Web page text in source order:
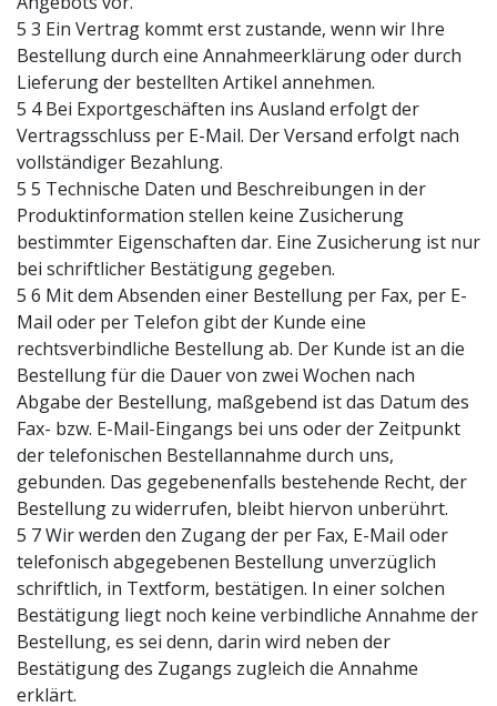
5 3 Ein Vertrag kommt erst zustande, wenn wir Ihre
Bestellung durch eine Annahmeerklärung oder durch
Lieferung der bestellten Artikel annehmen.
5 4 Bei Exportgeschäften ins Ausland erfolgt der
Vertragsschluss per E-Mail. Der Versand erfolgt nach
vollständiger Bezahlung.
5 5 Technische Daten und Beschreibungen in der
Produktinformation stellen keine Zusicherung
bestimmter Eigenschaften dar. Eine Zusicherung ist nur
bei schriftlicher Bestätigung gegeben.
5 6 Mit dem Absenden einer Bestellung per Fax, per E-
Mail oder per Telefon gibt der Kunde eine
rechtsverbindliche Bestellung ab. Der Kunde ist an die
Bestellung für die Dauer von zwei Wochen nach
Abgabe der Bestellung, maßgebend ist das Datum des
Fax- bzw. E-Mail-Eingangs bei uns oder der Zeitpunkt
der telefonischen Bestellannahme durch uns,
gebunden. Das gegebenenfalls bestehende Recht, der
Bestellung zu widerrufen, bleibt hiervon unberührt.
5 7 Wir werden den Zugang der per Fax, E-Mail oder
telefonisch abgegebenen Bestellung unverzüglich
schriftlich, in Textform, bestätigen. In einer solchen
Bestätigung liegt noch keine verbindliche Annahme der
Bestellung, es sei denn, darin wird neben der
Bestätigung des Zugangs zugleich die Annahme
erklärt.